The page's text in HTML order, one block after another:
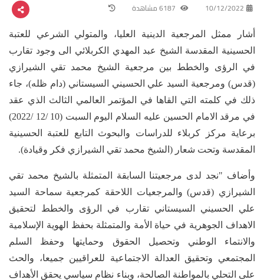
10/12/2022
أشار ممثل المرجعية الدينية العليا، والمتولي الشرعي للعتبة
الحسينية المقدسة الشيخ عبد المهدي الكربلائي الى وجود تقارب
في الرؤى والخطط بين مرجعية الشيخ محمد تقي الشيرازي
(قدس) ومرجعية السيد علي الحسيني السيستاني (دام ظله)، جاء
ذلك في كلمته التي القاها في المؤتمر العالمي الثالث الذي عقد
في مرقد الامام الحسين عليه السلام اليوم السبت (10 /12 /2022)
برعاية مركز كربلاء للدراسات والبحوث التابع للعتبة الحسينية
المقدسة وتحت شعار (الشيخ محمد تقي الشيرازي فكر وقيادة).
وأضاف "نجد لدى مرجعيتنا السابقة المتمثلة بالشيخ محمد تقي
الشيرازي (قدس) والمرجعيات اللاحقة كمرجعية سماحة السيد
علي الحسيني السيستاني تقارب في الرؤى والخطط لتحقيق
الاهداف الجوهرية في حياة الأمة والمتمثلة بحفظ الهوية الإسلامية
والانتماء الوطني وتحصيل الحقوق وحمايتها وحفظ السلم
المجتمعي وتحقيق العدالة الاجتماعية ‏للعراقيين جميعا، والحث
على التحلي بالمواطنة الصالحة، وبناء نظام سياسي يحقق الأهداف